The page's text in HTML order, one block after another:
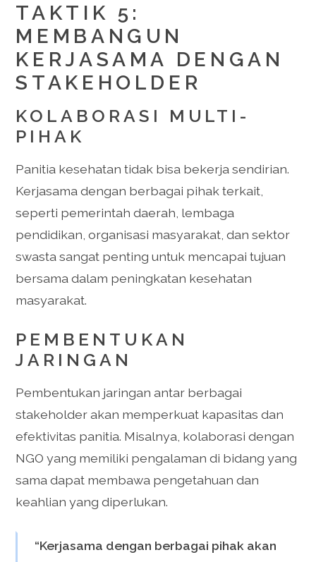
TAKTIK 5:
MEMBANGUN
KERJASAMA DENGAN
STAKEHOLDER
KOLABORASI MULTI-
PIHAK
Panitia kesehatan tidak bisa bekerja sendirian.
Kerjasama dengan berbagai pihak terkait,
seperti pemerintah daerah, lembaga
pendidikan, organisasi masyarakat, dan sektor
swasta sangat penting untuk mencapai tujuan
bersama dalam peningkatan kesehatan
masyarakat.
PEMBENTUKAN
JARINGAN
Pembentukan jaringan antar berbagai
stakeholder akan memperkuat kapasitas dan
efektivitas panitia. Misalnya, kolaborasi dengan
NGO yang memiliki pengalaman di bidang yang
sama dapat membawa pengetahuan dan
keahlian yang diperlukan.
“Kerjasama dengan berbagai pihak akan